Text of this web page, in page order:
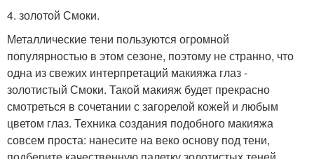
4. золотой Смоки.
Металлические тени пользуются огромной
популярностью в этом сезоне, поэтому не странно, что
одна из свежих интерпретаций макияжа глаз -
золотистый Смоки. Такой макияж будет прекрасно
смотреться в сочетании с загорелой кожей и любым
цветом глаз. Техника создания подобного макияжа
совсем проста: нанесите на веко основу под тени,